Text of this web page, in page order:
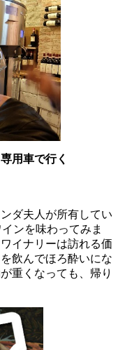
用車で行く
ダ夫人が所有してい
ンを味わってみま
イナリーは訪れる価
飲んでほろ酔いにな
重くなっても、帰り